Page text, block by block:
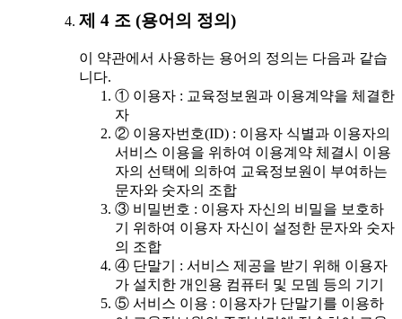
제 4 조 (용어의 정의)
이 약관에서 사용하는 용어의 정의는 다음과 같습
니다.
① 이용자 : 교육정보원과 이용계약을 체결한
자
② 이용자번호(ID) : 이용자 식별과 이용자의
서비스 이용을 위하여 이용계약 체결시 이용
자의 선택에 의하여 교육정보원이 부여하는
문자와 숫자의 조합
③ 비밀번호 : 이용자 자신의 비밀을 보호하
기 위하여 이용자 자신이 설정한 문자와 숫자
의 조합
④ 단말기 : 서비스 제공을 받기 위해 이용자
가 설치한 개인용 컴퓨터 및 모뎀 등의 기기
⑤ 서비스 이용 : 이용자가 단말기를 이용하